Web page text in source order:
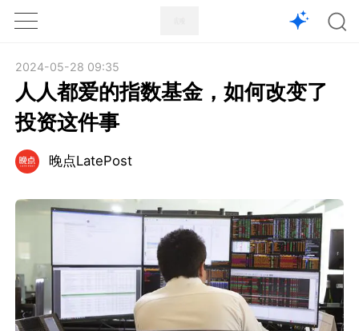
1X
2024-05-28 09:35
人人都爱的指数基金，如何改变了
投资这件事
晚点LatePost